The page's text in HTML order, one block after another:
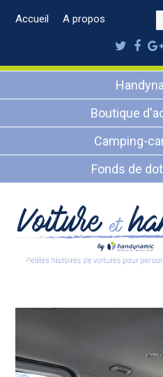
Accueil A propos
Twitter
Boutique
Camping-
Fonds de